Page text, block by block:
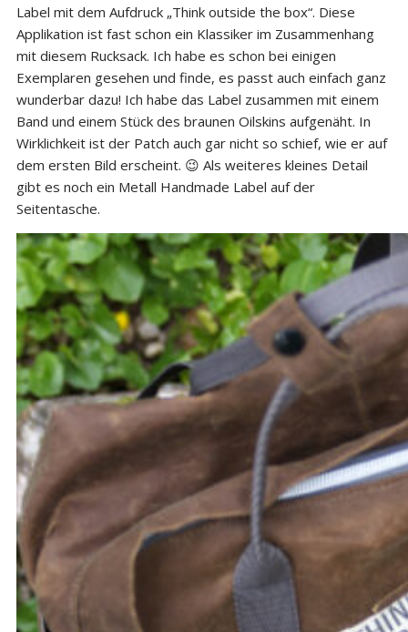
Label mit dem Aufdruck „Think outside the box“. Diese
Applikation ist fast schon ein Klassiker im Zusammenhang
mit diesem Rucksack. Ich habe es schon bei einigen
Exemplaren gesehen und finde, es passt auch einfach ganz
wunderbar dazu! Ich habe das Label zusammen mit einem
Band und einem Stück des braunen Oilskins aufgenäht. In
Wirklichkeit ist der Patch auch gar nicht so schief, wie er auf
dem ersten Bild erscheint. 😉 Als weiteres kleines Detail
gibt es noch ein Metall Handmade Label auf der
Seitentasche.